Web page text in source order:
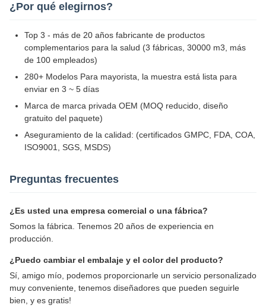
¿Por qué elegirnos?
Top 3 - más de 20 años fabricante de productos
complementarios para la salud (3 fábricas, 30000 m3, más
de 100 empleados)
280+ Modelos Para mayorista, la muestra está lista para
enviar en 3 ~ 5 días
Marca de marca privada OEM (MOQ reducido, diseño
gratuito del paquete)
Aseguramiento de la calidad: (certificados GMPC, FDA, COA,
ISO9001, SGS, MSDS)
Preguntas frecuentes
¿Es usted una empresa comercial o una fábrica?
Somos la fábrica. Tenemos 20 años de experiencia en
producción.
¿Puedo cambiar el embalaje y el color del producto?
Sí, amigo mío, podemos proporcionarle un servicio personalizado
muy conveniente, tenemos diseñadores que pueden seguirle
bien, y es gratis!